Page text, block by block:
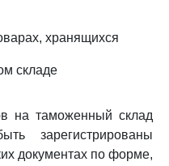
хранящихся
складе
на таможенный склад
зарегистрированы
документах по форме,